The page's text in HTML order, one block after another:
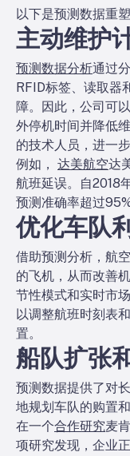
以下是预测数据重
主动维护
预测数据分析通过
RFID标签、读取器
障。因此，公司可
外停机时间并降低
的技术人员，进一
例如， 达美航空达
航班延误。自2018
预测准确率超过95%
优化车队
借助预测分析，航
的飞机，从而改善
节性模式和实时市
以调整航班时刻表
置。
船队扩张
预测数据提供了对
地规划车队的购置和
在一个合作研究麦
项研究发现，企业